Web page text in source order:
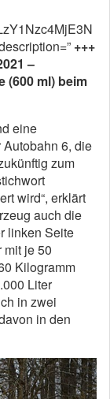
+++
–
(600 ml) beim
eine
Autobahn 6, die
zum
wird“, erklärt
auch die
linken Seite
je 50
Kilogramm
Liter
in zwei
in den